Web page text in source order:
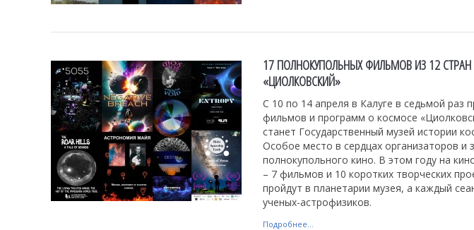
17 ПОЛНОКУПОЛЬНЫХ ФИЛЬМОВ ИЗ 12 СТРАН
«ЦИОЛКОВСКИЙ»
С 10 по 14 апреля в Калуге в седьмой
фильмов и программ о космосе
станет Государственный музей истории
Особое место в сердцах организаторов и
полнокупольного кино. В этом году на
– 7 фильмов и 10 коротких творческих
пройдут в планетарии музея, а каждый
ученых-астрофизиков.
Подробнее...